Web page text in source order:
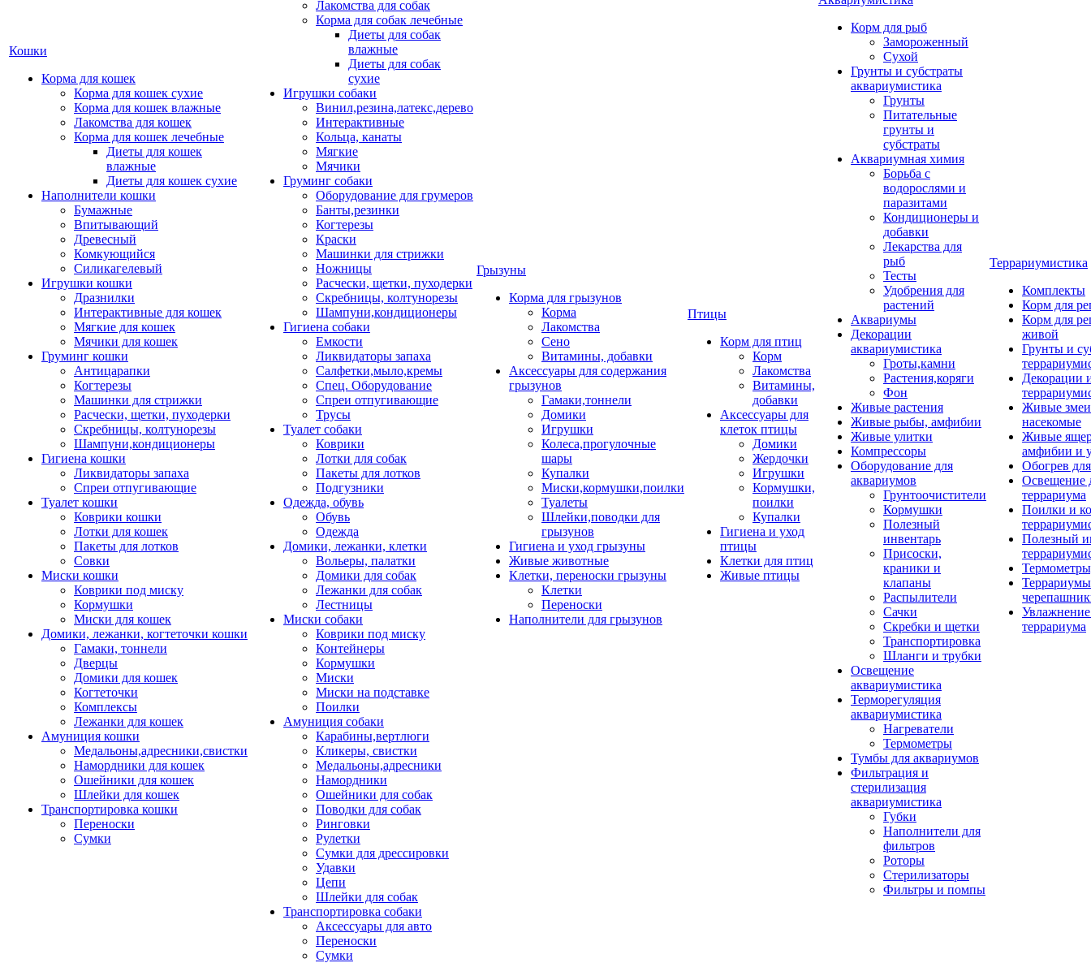
Кошки
Корма для кошек
Корма для кошек сухие
Корма для кошек влажные
Лакомства для кошек
Корма для кошек лечебные
Диеты для кошек
влажные
Диеты для кошек сухие
Наполнители кошки
Бумажные
Впитывающий
Древесный
Комкующийся
Силикагелевый
Игрушки кошки
Дразнилки
Интерактивные для кошек
Мягкие для кошек
Мячики для кошек
Груминг кошки
Антицарапки
Когтерезы
Машинки для стрижки
Расчески, щетки, пуходерки
Скребницы, колтунорезы
Шампуни,кондиционеры
Гигиена кошки
Ликвидаторы запаха
Спреи отпугивающие
Туалет кошки
Коврики кошки
Лотки для кошек
Пакеты для лотков
Совки
Миски кошки
Коврики под миску
Кормушки
Миски для кошек
Домики, лежанки, когтеточки кошки
Гамаки, тоннели
Дверцы
Домики для кошек
Когтеточки
Комплексы
Лежанки для кошек
Амуниция кошки
Медальоны,адресники,свистки
Намордники для кошек
Ошейники для кошек
Шлейки для кошек
Транспортировка кошки
Переноски
Сумки
Лакомства для собак
Корма для собак лечебные
Диеты для собак
влажные
Диеты для собак
сухие
Игрушки собаки
Винил,резина,латекс,дерево
Интерактивные
Кольца, канаты
Мягкие
Мячики
Груминг собаки
Оборудование для грумеров
Банты,резинки
Когтерезы
Краски
Машинки для стрижки
Ножницы
Расчески, щетки, пуходерки
Скребницы, колтунорезы
Шампуни,кондиционеры
Гигиена собаки
Емкости
Ликвидаторы запаха
Салфетки,мыло,кремы
Спец. Оборудование
Спреи отпугивающие
Трусы
Туалет собаки
Коврики
Лотки для собак
Пакеты для лотков
Подгузники
Одежда, обувь
Обувь
Одежда
Домики, лежанки, клетки
Вольеры, палатки
Домики для собак
Лежанки для собак
Лестницы
Миски собаки
Коврики под миску
Контейнеры
Кормушки
Миски
Миски на подставке
Поилки
Амуниция собаки
Карабины,вертлюги
Кликеры, свистки
Медальоны,адресники
Намордники
Ошейники для собак
Поводки для собак
Ринговки
Рулетки
Сумки для дрессировки
Удавки
Цепи
Шлейки для собак
Транспортировка собаки
Аксессуары для авто
Переноски
Сумки
Грызуны
Корма для грызунов
Корма
Лакомства
Сено
Витамины, добавки
Аксессуары для содержания
грызунов
Гамаки,тоннели
Домики
Игрушки
Колеса,прогулочные
шары
Купалки
Миски,кормушки,поилки
Туалеты
Шлейки,поводки для
грызунов
Гигиена и уход грызуны
Живые животные
Клетки, переноски грызуны
Клетки
Переноски
Наполнители для грызунов
Птицы
Корм для птиц
Корм
Лакомства
Витамины,
добавки
Аксессуары для
клеток птицы
Домики
Жердочки
Игрушки
Кормушки,
поилки
Купалки
Гигиена и уход
птицы
Клетки для птиц
Живые птицы
Корм для рыб
Замороженный
Сухой
Грунты и субстраты
аквариумистика
Грунты
Питательные
грунты и
субстраты
Аквариумная химия
Борьба с
водорослями и
паразитами
Кондиционеры и
добавки
Лекарства для
рыб
Тесты
Удобрения для
растений
Аквариумы
Декорации
аквариумистика
Гроты,камни
Растения,коряги
Фон
Живые растения
Живые рыбы, амфибии
Живые улитки
Компрессоры
Оборудование для
аквариумов
Грунтоочистители
Кормушки
Полезный
инвентарь
Присоски,
краники и
клапаны
Распылители
Сачки
Скребки и щетки
Транспортировка
Шланги и трубки
Освещение
аквариумистика
Терморегуляция
аквариумистика
Нагреватели
Термометры
Тумбы для аквариумов
Фильтрация и
стерилизация
аквариумистика
Губки
Наполнители для
фильтров
Роторы
Стерилизаторы
Фильтры и помпы
Террариумистика
Комплекты
Корм для
Корм для
живой
Грунты и
Декорации
Живые
насекомые
Живые
амфибии и
Обогрев
Освещение
террариума
Поилки и
Полезный
террариума